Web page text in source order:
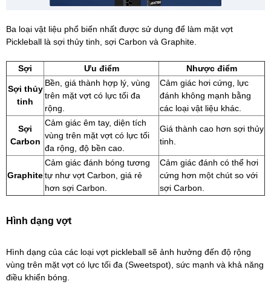
Ba loại vật liệu phổ biến nhất được sử dụng để làm mặt vợt
Pickleball là sợi thủy tinh, sợi Carbon và Graphite.
Sợi Ưu điểm Nhược điểm
Sợi thủy
tinh
Bền, giá thành hợp lý, vùng
trên mặt vợt có lực tối đa
rộng.
Cảm giác hơi cứng, lực
đánh không mạnh bằng
các loại vật liệu khác.
Sợi
Carbon
Cảm giác êm tay, diện tích
vùng trên mặt vợt có lực tối
đa rộng, độ bền cao.
Giá thành cao hơn sợi thủy
tinh.
Graphite
Cảm giác đánh bóng tương
tự như vợt Carbon, giá rẻ
hơn sợi Carbon.
Cảm giác đánh có thể hơi
cứng hơn một chút so với
sợi Carbon.
Hình dạng vợt
Hình dạng của các loại vợt pickleball sẽ ảnh hưởng đến độ rộng
vùng trên mặt vợt có lực tối đa (Sweetspot), sức mạnh và khả năng
điều khiển bóng.